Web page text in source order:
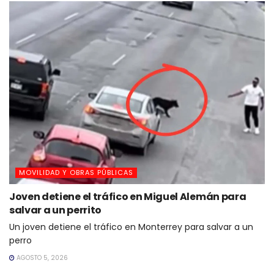
MOVILIDAD Y OBRAS PÚBLICAS
Joven detiene el tráfico en Miguel Alemán para
salvar a un perrito
Un joven detiene el tráfico en Monterrey para salvar a un
perro
AGOSTO 5, 2026